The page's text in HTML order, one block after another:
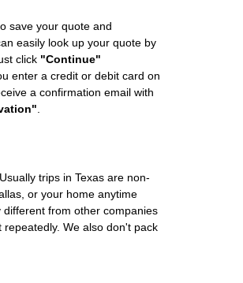
save your quote and
easily look up your quote by
click "Continue"
enter a credit or debit card on
a confirmation email with
trips in Texas are non-
or your home anytime
from other companies
We also don't pack